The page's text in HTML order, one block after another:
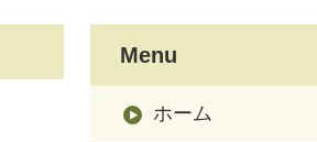
Menu
ホーム